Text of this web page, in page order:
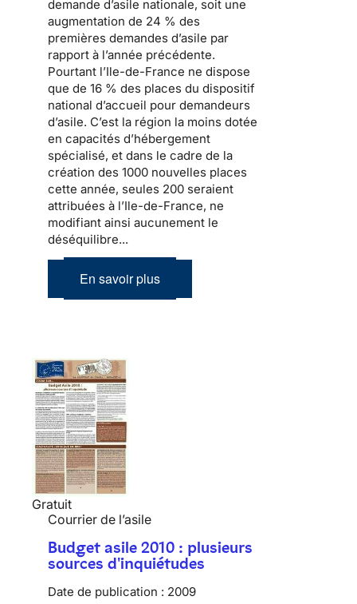
demande d’asile nationale, soit une
augmentation de 24 % des
premières demandes d’asile par
rapport à l’année précédente.
Pourtant l’Ile-de-France ne dispose
que de 16 % des places du dispositif
national d’accueil pour demandeurs
d’asile. C’est la région la moins dotée
en capacités d’hébergement
spécialisé, et dans le cadre de la
création des 1000 nouvelles places
cette année, seules 200 seraient
attribuées à l’Ile-de-France, ne
modifiant ainsi aucunement le
déséquilibre...
En savoir plus
Gratuit
Courrier de l’asile
Budget asile 2010 : plusieurs
sources d'inquiétudes
Date de publication : 2009